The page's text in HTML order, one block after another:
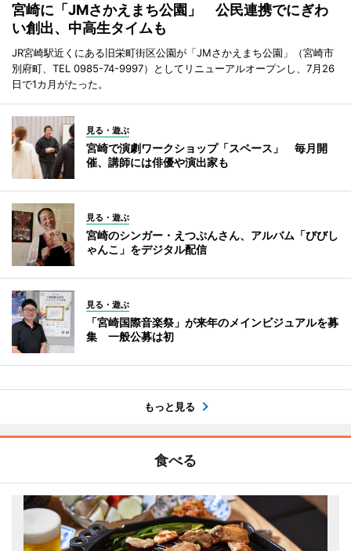
宮崎に「JMさかえまち公園」 公民連携でにぎわ
い創出、中高生タイムも
JR宮崎駅近くにある旧栄町街区公園が「JMさかえまち公園」（宮崎市
別府町、TEL 0985-74-9997）としてリニューアルオープンし、7月26
日で1カ月がたった。
見る・遊ぶ
宮崎で演劇ワークショップ「スペース」 毎月開
催、講師には俳優や演出家も
見る・遊ぶ
宮崎のシンガー・えつぷんさん、アルバム「びびし
ゃんこ」をデジタル配信
見る・遊ぶ
「宮崎国際音楽祭」が来年のメインビジュアルを募
集 一般公募は初
もっと見る
食べる